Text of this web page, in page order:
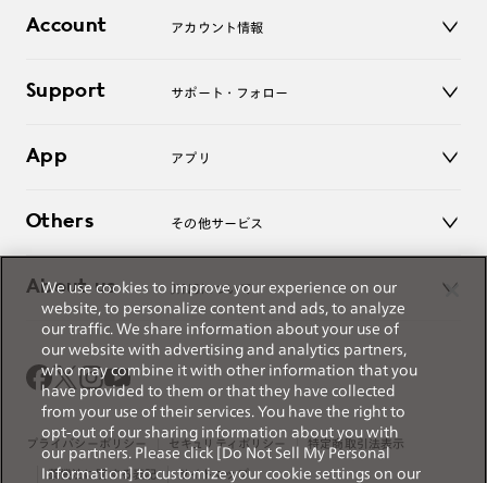
コンタクトレンズ
アクセサリー
オンラインショップ
Account アカウント情報
ログアウト
Support サポート・フォロー
よくあるご質問
お問い合わせ
App アプリ
Others その他サービス
レンズ交換
オンラインギフト
価格案内
About us JINSについて
Magnify Life
会社概要
採用情報
法人のお客様
出店について
プライバシーポリシー セキュリティポリシー 特定商取引法表示
薬機法に関する表記 サイトマップ
We use cookies to improve your experience on our
website, to personalize content and ads, to analyze
our traffic. We share information about your use of
our website with advertising and analytics partners,
who may combine it with other information that you
have provided to them or that they have collected
from your use of their services. You have the right to
opt-out of our sharing information about you with
our partners. Please click [Do Not Sell My Personal
Information] to customize your cookie settings on our